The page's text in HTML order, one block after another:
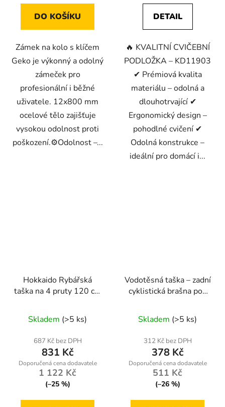
DO KOŠÍKU
Zámek na kolo s klíčem
Geko je výkonný a odolný
zámeček pro
profesionální i běžné
uživatele. 12x800 mm
ocelové tělo zajišťuje
vysokou odolnost proti
poškození.⚙️Odolnost –...
DETAIL
🔥 KVALITNÍ CVIČEBNÍ
PODLOŽKA – KD11903
✔ Prémiová kvalita
materiálu – odolná a
dlouhotrvající ✔
Ergonomický design –
pohodlné cvičení ✔
Odolná konstrukce –
ideální pro domácí i...
Hokkaido Rybářská
taška na 4 pruty 120 cm
Skladem (>5 ks)
687 Kč bez DPH
831 Kč
1 122 Kč
(–25 %)
Vodotěsná taška – zadní
cyklistická brašna pod
Skladem (>5 ks)
312 Kč bez DPH
378 Kč
511 Kč
(–26 %)